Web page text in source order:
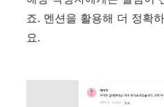
죠. 멘션을 활용해 더 정확
요.